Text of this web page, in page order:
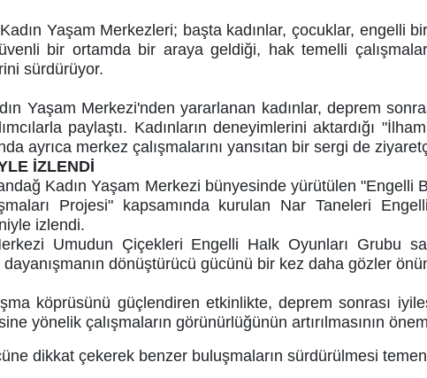
Yaşam Merkezleri; başta kadınlar, çocuklar, engelli
bir ortamda bir araya geldiği, hak temelli
sürdürüyor.
Yaşam Merkezi'nden yararlanan kadınlar, deprem
paylaştı. Kadınların deneyimlerini aktardığı
ayrıca merkez çalışmalarını yansıtan bir sergi de
İZLENDİ
Kadın Yaşam Merkezi bünyesinde yürütülen "Engelli
Projesi" kapsamında kurulan Nar Taneleri
izlendi.
Umudun Çiçekleri Engelli Halk Oyunları Grubu
dönüştürücü gücünü bir kez daha gözler
köprüsünü güçlendiren etkinlikte, deprem sonrası
yönelik çalışmaların görünürlüğünün artırılmasının
dikkat çekerek benzer buluşmaların sürdürülmesi